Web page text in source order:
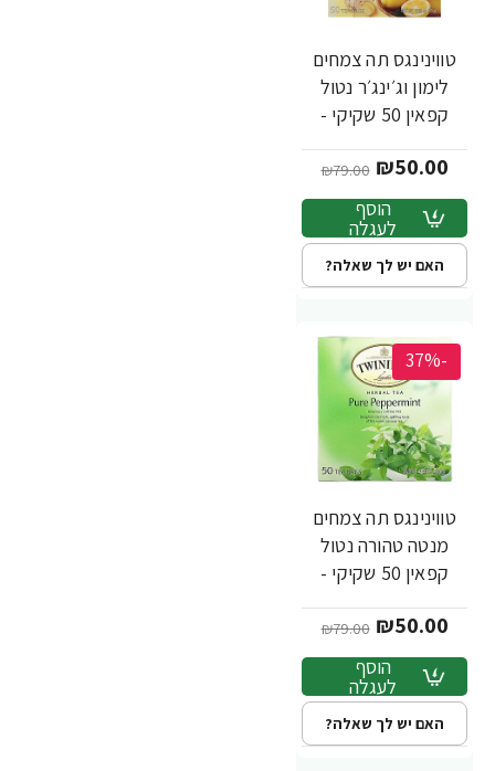
טווינינגס תה צמחים
לימון וג׳ינג׳ר נטול
קפאין 50 שקיקי -
₪50.00
₪79.00
הוסף
לעגלה
האם יש לך שאלה?
-37%
טווינינגס תה צמחים
מנטה טהורה נטול
קפאין 50 שקיקי -
₪50.00
₪79.00
הוסף
לעגלה
האם יש לך שאלה?